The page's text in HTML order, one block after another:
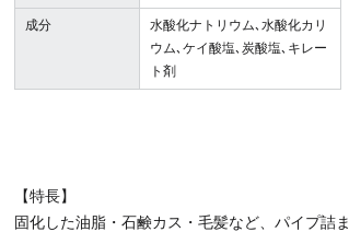
成分
水酸化ナトリウム､水酸化カリ
ウム､ケイ酸塩､炭酸塩､キレー
ト剤
【特長】
固化した油脂・石鹸カス・毛髪など、パイプ詰